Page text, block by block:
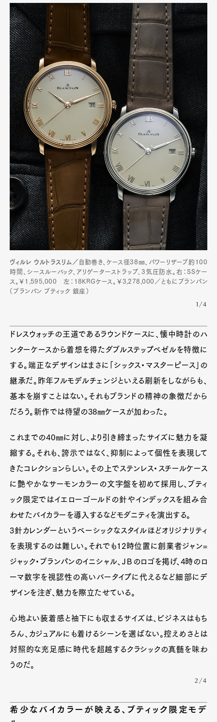
Art&DesignWatchFashion
GourmetCars
ProductCultureLifestyle
Official Columnist
About
Contact
Pen Meet
Pen international Pen tw
ヴィルレ ウルトラスリム／ 自動巻き、ケース径38㎜、パワーリザーブ約100
時間、シースルーバック、アリゲーターストラップ、3気圧防水。右：SSケー
ス。￥1,595,000 左：18KRGケース。￥3,278,000／ともにブランパン
（ブランパン ブティック 銀座）
1/4
ドレスウォッチの王道であるラウンドケースに、懐中時計のハ
ンターケースから着想を得たダブルステップベゼルを特徴に
する。端正なデザインはまさに「シックス・マスターピース」の
継承だ。昨年フルモデルチェンジといえる刷新をしながらも、
基本を崩すことはない。それもブランドの精神の象徴だから
だろう。新作では待望の38㎜ケースが加わった。
これまでの40㎜に対し、より引き締まったサイズに魅力を凝
縮する。それも、誇示ではなく、抑制によって個性を表現して
きたコレクションらしい。その上でステンレス・スチールケース
に艶やかなサーモンカラーの文字盤を初めて採用し、ブティ
ック限定ではイエローゴールドの針やインデックスを組み合
わせたバイカラーを導入するなどモダニティを演出する。
3針カレンダーというベーシックなスタイルほどオリジナリティ
を表現するのは難しい。それでも12時位置に創業者ジャン=
ジャック・ブランパンのイニシャル、ＪＢのロゴを掲げ、4時のロ
ーマ数字を視認性の高いバータイプに代えるなど細部にデ
ザインを注ぎ、魅力を際立たせている。
心地よい装着感と袖下にも収まるサイズは、ビジネスはもち
ろん、カジュアルにも着けるシーンを選ばない。控えめさとは
対照的な充足感に時代を超越するクラシックの真髄を味わ
うのだ。
2/4
希少なバイカラーが映える、ブティック限定モデ